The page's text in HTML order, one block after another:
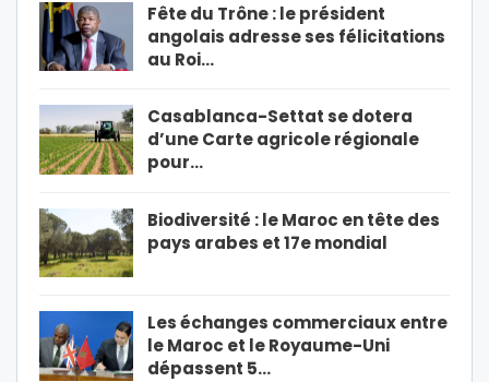
Fête du Trône : le président
angolais adresse ses félicitations
au Roi…
Casablanca-Settat se dotera
d’une Carte agricole régionale
pour…
Biodiversité : le Maroc en tête des
pays arabes et 17e mondial
Les échanges commerciaux entre
le Maroc et le Royaume-Uni
dépassent 5…